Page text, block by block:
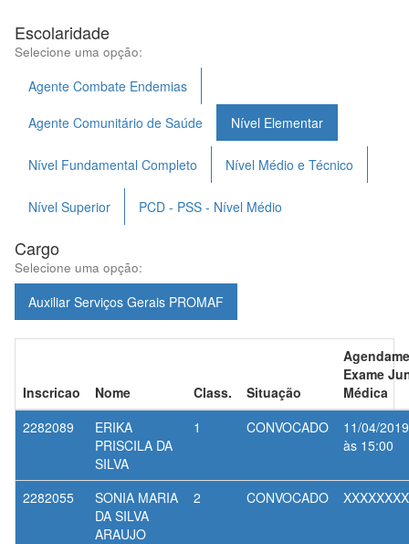
Escolaridade
Selecione uma opção:
Agente Combate Endemias
Agente Comunitário de Saúde
Nível Elementar
Nível Fundamental Completo Nível Médio e Técnico
Nível Superior PCD - PSS - Nível Médio
Cargo
Selecione uma opção:
Auxiliar Serviços Gerais PROMAF
Inscricao Nome Class. Situação
Exame
Médica
2282089
ERIKA
PRISCILA DA
SILVA
1 CONVOCADO
11/04/
às 15:00
2282055
SONIA MARIA
DA SILVA
ARAUJO
2 CONVOCADO